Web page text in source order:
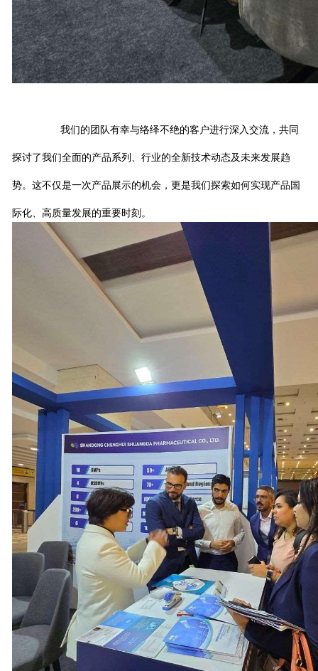
我们的团队有幸与络绎不绝的客户进行深入交流，共同
探讨了我们全面的产品系列、行业的全新技术动态及未来发展趋
势。这不仅是一次产品展示的机会，更是我们探索如何实现产品国
际化、高质量发展的重要时刻。